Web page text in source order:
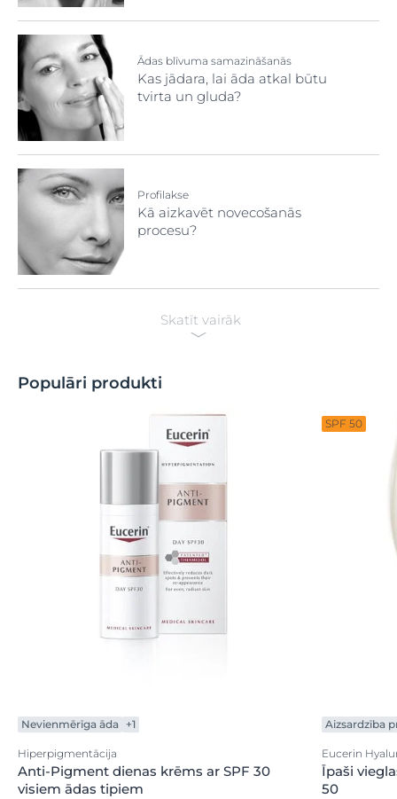
Ādas blīvuma samazināšanās
Kas jādara, lai āda atkal būtu
tvirta un gluda?
Profilakse
Kā aizkavēt novecošanās
procesu?
Skatīt vairāk
Populāri produkti
Nevienmērīga āda +1
Hiperpigmentācija
Anti-Pigment dienas krēms ar SPF 30
visiem ādas tipiem
SPF 50
Aizsardzība
Eucerin
Īpaši
50